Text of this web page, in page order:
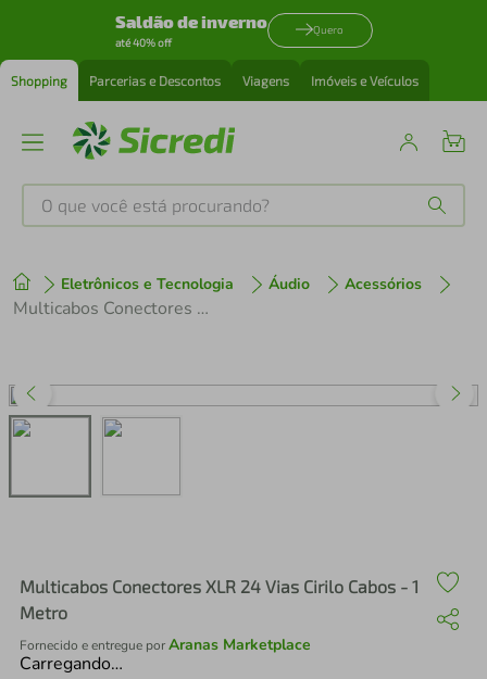
Saldão de inverno
até 40% off
Quero
Shopping Parcerias e Descontos Viagens Imóveis e Veículos
O que você está procurando?
Eletrônicos e Tecnologia Áudio Acessórios
Multicabos Conectores XLR 24 Vias Cirilo Cabos - 1 Metro
Multicabos Conectores XLR 24 Vias Cirilo Cabos - 1
Metro
Fornecido e entregue porAranas Marketplace
Carregando…
1º tenis
perfume